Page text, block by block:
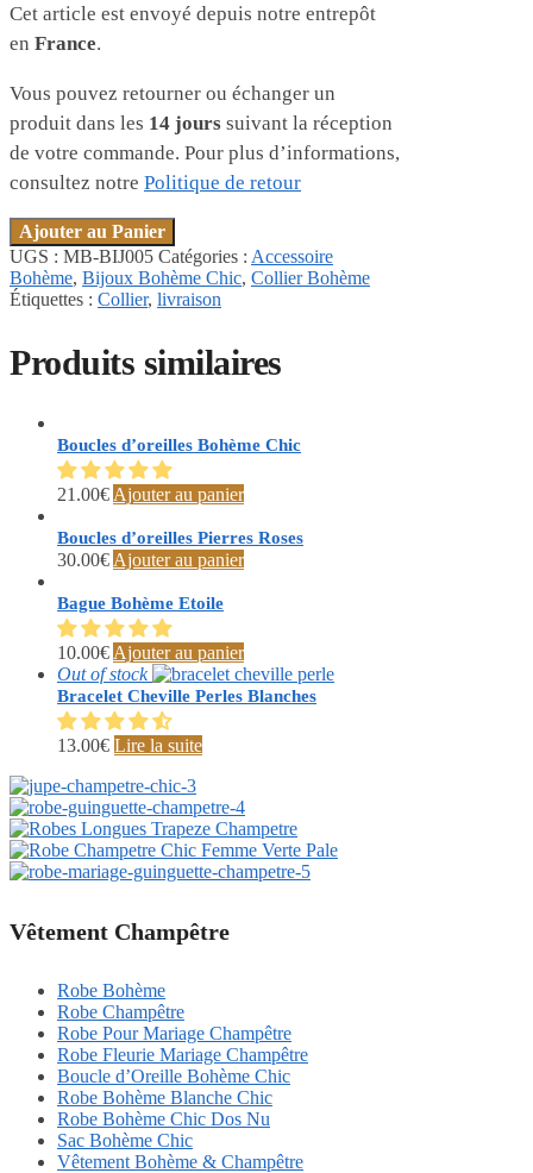
Cet article est envoyé depuis notre entrepôt
en France.
Vous pouvez retourner ou échanger un
produit dans les 14 jours suivant la réception
de votre commande. Pour plus d’informations,
consultez notre Politique de retour
Ajouter au Panier
UGS : MB-BIJ005 Catégories : Accessoire
Bohème, Bijoux Bohème Chic, Collier Bohème
Étiquettes : Collier, livraison
Produits similaires
Boucles d’oreilles Bohème Chic
21.00€Ajouter au panier
Boucles d’oreilles Pierres Roses
30.00€Ajouter au panier
Bague Bohème Etoile
10.00€Ajouter au panier
Out of stock
Bracelet Cheville Perles Blanches
13.00€ Lire la suite
Vêtement Champêtre
Robe Bohème
Robe Champêtre
Robe Pour Mariage Champêtre
Robe Fleurie Mariage Champêtre
Boucle d’Oreille Bohème Chic
Robe Bohème Blanche Chic
Robe Bohème Chic Dos Nu
Sac Bohème Chic
Vêtement Bohème & Champêtre